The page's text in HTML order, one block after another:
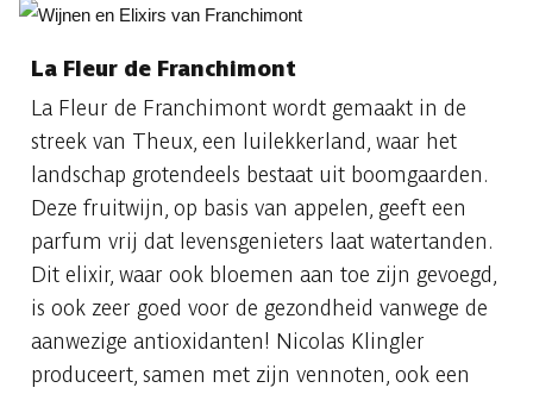
La Fleur de Franchimont
La Fleur de Franchimont wordt gemaakt in de
streek van Theux, een luilekkerland, waar het
landschap grotendeels bestaat uit boomgaarden.
Deze fruitwijn, op basis van appelen, geeft een
parfum vrij dat levensgenieters laat watertanden.
Dit elixir, waar ook bloemen aan toe zijn gevoegd,
is ook zeer goed voor de gezondheid vanwege de
aanwezige antioxidanten! Nicolas Klingler
produceert, samen met zijn vennoten, ook een